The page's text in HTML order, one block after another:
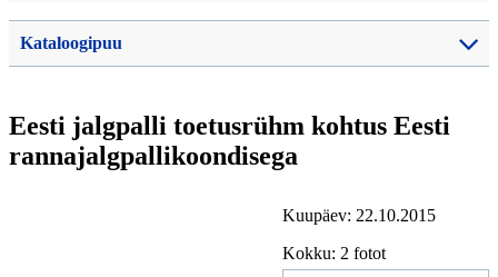
Kataloogipuu
Eesti jalgpalli toetusrühm kohtus Eesti
rannajalgpallikoondisega
Kuupäev: 22.10.2015
Kokku: 2 fotot